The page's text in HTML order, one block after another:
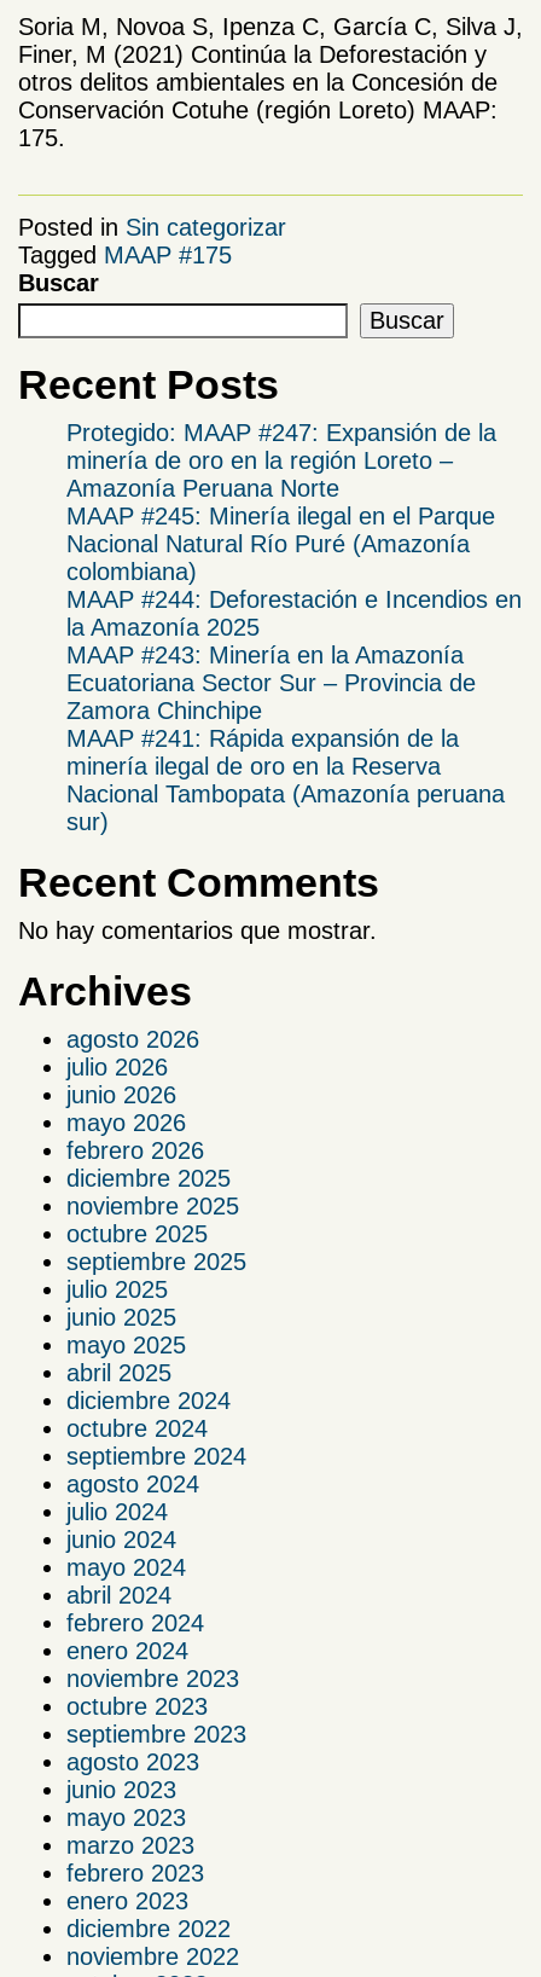
Soria M, Novoa S, Ipenza C, García C, Silva J,
Finer, M (2021) Continúa la Deforestación y
otros delitos ambientales en la Concesión de
Conservación Cotuhe (región Loreto) MAAP:
175.
Posted in Sin categorizar
Tagged MAAP #175
Buscar
Buscar
Recent Posts
Protegido: MAAP #247: Expansión de la
minería de oro en la región Loreto –
Amazonía Peruana Norte
MAAP #245: Minería ilegal en el Parque
Nacional Natural Río Puré (Amazonía
colombiana)
MAAP #244: Deforestación e Incendios en
la Amazonía 2025
​MAAP #243: Minería en la Amazonía
Ecuatoriana Sector Sur – Provincia de
Zamora Chinchipe​
MAAP #241: Rápida expansión de la
minería ilegal de oro en la Reserva
Nacional Tambopata (Amazonía peruana
sur)
Recent Comments
No hay comentarios que mostrar.
Archives
agosto 2026
julio 2026
junio 2026
mayo 2026
febrero 2026
diciembre 2025
noviembre 2025
octubre 2025
septiembre 2025
julio 2025
junio 2025
mayo 2025
abril 2025
diciembre 2024
octubre 2024
septiembre 2024
agosto 2024
julio 2024
junio 2024
mayo 2024
abril 2024
febrero 2024
enero 2024
noviembre 2023
octubre 2023
septiembre 2023
agosto 2023
junio 2023
mayo 2023
marzo 2023
febrero 2023
enero 2023
diciembre 2022
noviembre 2022